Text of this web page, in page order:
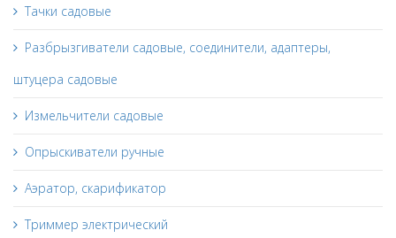
Тачки садовые
Разбрызгиватели садовые, соединители, адаптеры,
штуцера садовые
Измельчители садовые
Опрыскиватели ручные
Аэратор, скарификатор
Триммер электрический